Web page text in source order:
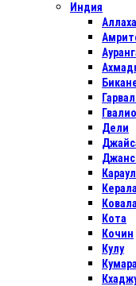
Индия
Дели
Керала
Кота
Кочин
Кулу